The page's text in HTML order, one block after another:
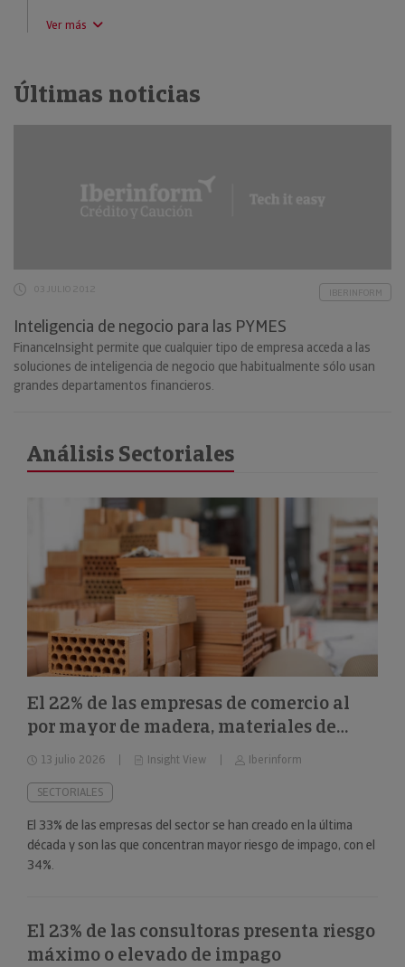
Ver más
Últimas noticias
03 JULIO 2012 IBERINFORM
Inteligencia de negocio para las PYMES
FinanceInsight permite que cualquier tipo de empresa acceda a las
soluciones de inteligencia de negocio que habitualmente sólo usan
grandes departamentos financieros.
Análisis Sectoriales
El 22% de las empresas de comercio al
por mayor de madera, materiales de
construcción y aparatos sanitarios están
en riesgo máximo o elevado de impago
13 julio 2026 Insight View Iberinform
SECTORIALES
El 33% de las empresas del sector se han creado en la última
década y son las que concentran mayor riesgo de impago, con el
34%.
El 23% de las consultoras presenta riesgo
máximo o elevado de impago